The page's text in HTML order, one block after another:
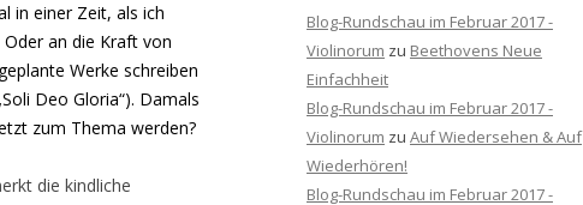
in einer Zeit, als ich
an die Kraft von
Werke schreiben
Deo Gloria“). Damals
zum Thema werden?
die kindliche
Blog-Rundschau im Februar 2017 -
Violinorum zu Beethovens Neue
Einfachheit
Blog-Rundschau im Februar 2017 -
Violinorum zu Auf Wiedersehen & Auf
Wiederhören!
Blog-Rundschau im Februar 2017 -